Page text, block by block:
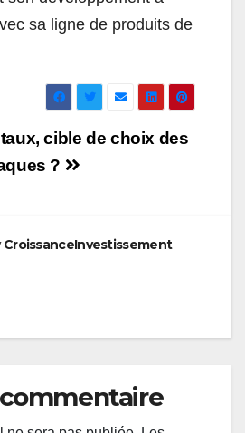
sa ligne de produits de
cible de choix des
?
CroissanceInvestissement